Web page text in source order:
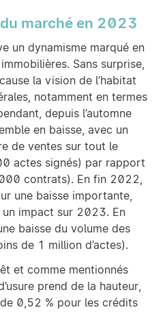
marché en 2023
un dynamisme marqué en
Sans surprise,
la vision de l’habitat
notamment en termes
depuis l’automne
en baisse, avec un
de ventes sur tout le
actes signés) par rapport
contrats). En fin 2022,
une baisse importante,
impact sur 2023. En
baisse du volume des
de 1 million d’actes).
et comme mentionnés
prend de la hauteur,
0,52 % pour les crédits